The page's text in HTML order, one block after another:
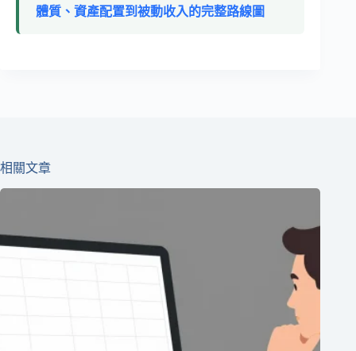
體質、資產配置到被動收入的完整路線圖
相關文章